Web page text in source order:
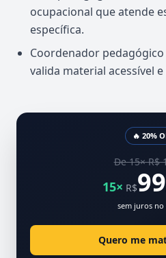
ocupacional que atende
específica.
Coordenador
valida material acessível
🔥 20%
De 15× R$
15× R$99
sem juros no
Quero me